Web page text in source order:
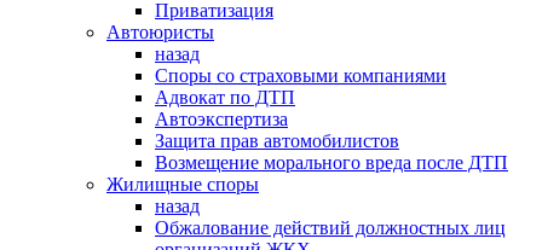
Приватизация
Автоюристы
назад
Споры со страховыми компаниями
Адвокат по ДТП
Автоэкспертиза
Защита прав автомобилистов
Возмещение морального вреда после ДТП
Жилищные споры
назад
Обжалование действий должностных лиц